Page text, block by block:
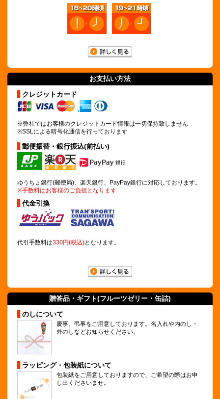
お支払い方法
クレジットカード
※弊社ではお客様のクレジットカード情報は一切保持致しません
※SSLによる暗号化通信を行っております
郵便振替・銀行振込(前払い)
ゆうちょ銀行(郵便局)、楽天銀行、PayPay銀行に対応しております。
※手数料はお客様のご負担となります
代金引換
代引手数料は330円(税込)となります。
贈答品・ギフト(フルーツゼリー ・缶詰)
のしについて
慶事、弔事をご用意しております。名入れや内のし・
外のしなどお知らせください。
ラッピング・包装紙について
包装紙をご用意しておりますので、ご希望の際はお申
し出くださいませ。